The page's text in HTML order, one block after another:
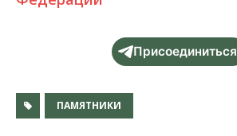
Присоединиться
ПАМЯТНИКИ